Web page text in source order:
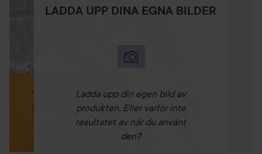
LADDA UPP DINA EGNA BILDER
Ladda upp din egen bild av
produkten. Eller varför inte
resultatet av när du använt
den?